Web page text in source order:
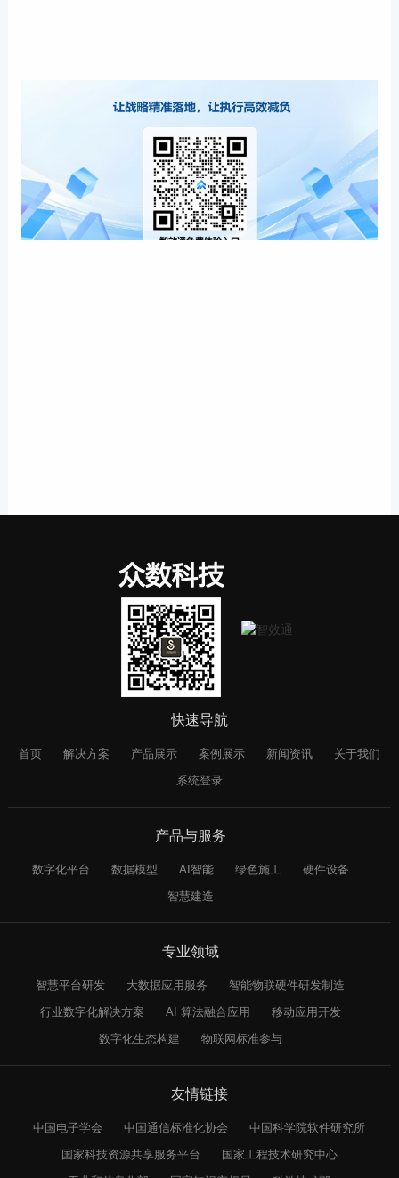
快速导航
首页 解决方案 产品展示 案例展示 新闻资讯
关于我们
系统登录
产品与服务
数字化平台 数据模型 AI智能 绿色施工
硬件设备
智慧建造
专业领域
智慧平台研发 大数据应用服务
智能物联硬件研发制造
行业数字化解决方案
AI 算法融合应用
移动应用开发
数字化生态构建
物联网标准参与
友情链接
中国电子学会 中国通信标准化协会
中国科学院软件研究所
国家科技资源共享服务平台
国家工程技术研究中心